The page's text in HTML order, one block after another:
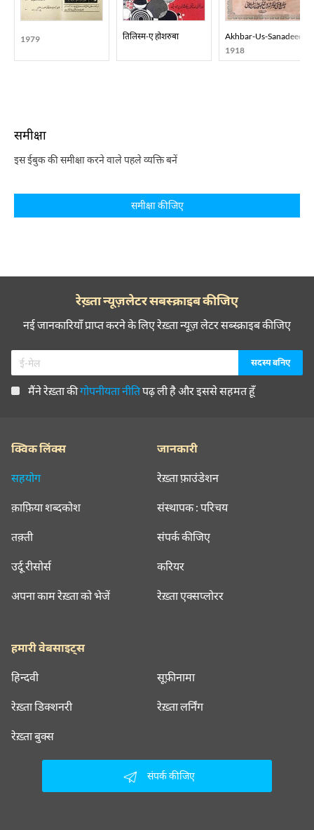
1979 तिलिस्म-ए होशरुबा
Akhbar-Us-Sanadeed
1918
समीक्षा
इस ईबुक की समीक्षा करने वाले पहले व्यक्ति बनें
समीक्षा कीजिए
रेख़्ता न्यूज़लेटर सबस्क्राइब कीजिए
नई जानकारियाँ प्राप्त करने के लिए रेख़्ता न्यूज़ लेटर सब्स्क्राइब कीजिए
मैंने रेख़्ता कीगोपनीयता नीतिपढ़ ली है और इससे सहमत हूँ
क्विक लिंक्स
सहयोग
क़ाफ़िया शब्दकोश
तक़्ती
उर्दू रीसोर्स
अपना काम रेख़्ता को भेजें
जानकारी
रेख़्ता फ़ाउंडेशन
संस्थापक : परिचय
संपर्क कीजिए
करियर
रेख़्ता एक्सप्लोरर
हमारी वेबसाइट्स
हिन्दवी सूफ़ीनामा
रेख़्ता डिक्शनरी रेख़्ता लर्निंग
रेख़्ता बुक्स
संपर्क कीजिए